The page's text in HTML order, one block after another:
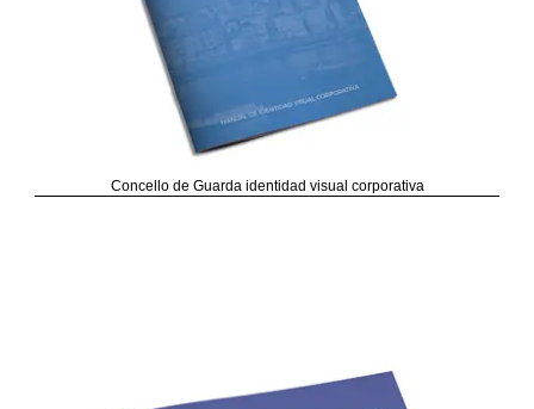
Concello de Guarda identidad visual corporativa